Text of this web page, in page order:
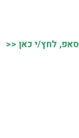
לחץ/י כאן <<